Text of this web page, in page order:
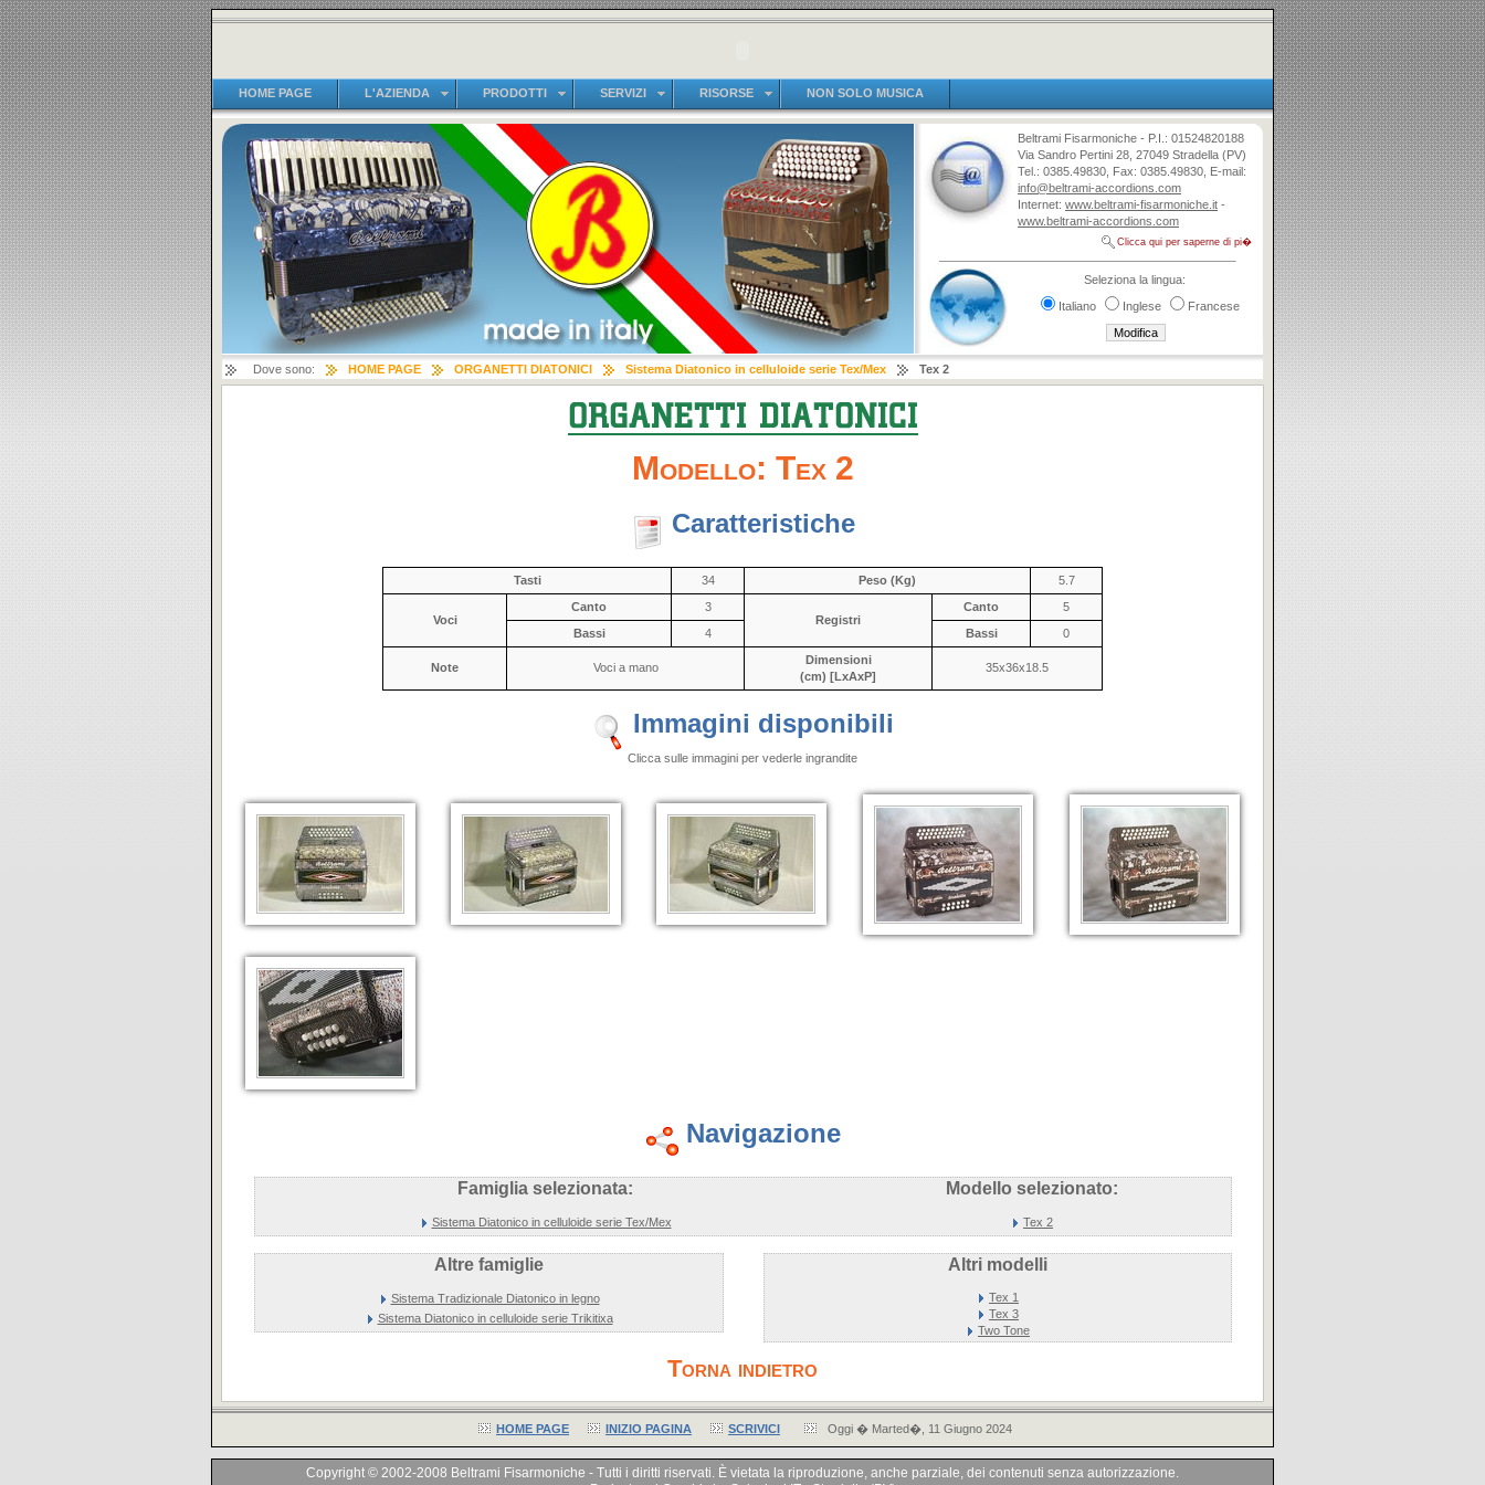
HOME PAGE L'AZIENDA PRODOTTI SERVIZI RISORSE NON SOLO MUSICA
Beltrami Fisarmoniche - P.I.: 01524820188
Via Sandro Pertini 28, 27049 Stradella (PV)
Tel.: 0385.49830, Fax: 0385.49830, E-mail:
info@beltrami-accordions.com
Internet: www.beltrami-fisarmoniche.it -
www.beltrami-accordions.com
Clicca qui per saperne di pi�
Seleziona la lingua:
Italiano
Inglese Francese
Dove sono: HOME PAGE ORGANETTI DIATONICI Sistema Diatonico in celluloide serie Tex/Mex Tex 2
Modello: Tex 2
Caratteristiche
Tasti 34 Peso (Kg) 5.7
Voci
Canto
3
Registri
Canto
5
Bassi
4 Bassi 0
Note Voci a mano
Dimensioni
(cm) [LxAxP]
35x36x18.5
Immagini disponibili
Clicca sulle immagini per vederle ingrandite
Navigazione
Famiglia selezionata:
Sistema Diatonico in celluloide serie Tex/Mex
Modello selezionato:
Tex 2
Altre famiglie
Sistema Tradizionale Diatonico in legno
Sistema Diatonico in celluloide serie Trikitixa
Altri modelli
Tex 1
Tex 3
Two Tone
Torna indietro
HOME PAGE INIZIO PAGINA SCRIVICI Oggi � Marted�, 11 Giugno 2024
Copyright © 2002-2008 Beltrami Fisarmoniche - Tutti i diritti riservati. È vietata la riproduzione, anche parziale, dei contenuti senza autorizzazione.